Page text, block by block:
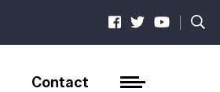
|
Contact